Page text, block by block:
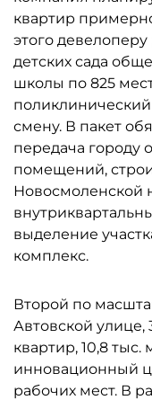
квартир
этого
детских сада
школы по 825
смену. В пакет
передача городу
помещений,
Новосмоленской
выделение
комплекс.
Второй по
Автовской улице,
квартир, 10,8
инновационный
рабочих мест. В